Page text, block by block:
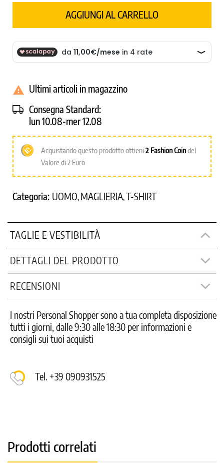
AGGIUNGI AL CARRELLO
 Ultimi articoli in magazzino
Consegna Standard:
lun 10.08-mer 12.08
Acquistando questo prodotto ottieni 2 Fashion Coindel
Valore di 2 Euro
Categoria: UOMO, MAGLIERIA,T-SHIRT
TAGLIE E VESTIBILITÀ
DETTAGLI DEL PRODOTTO
RECENSIONI
I nostri Personal Shopper sono a tua completa disposizione
tutti i giorni, dalle 9:30 alle 18:30 per informazioni e
consigli sui tuoi acquisti
Tel. +39 090931525
Prodotti correlati